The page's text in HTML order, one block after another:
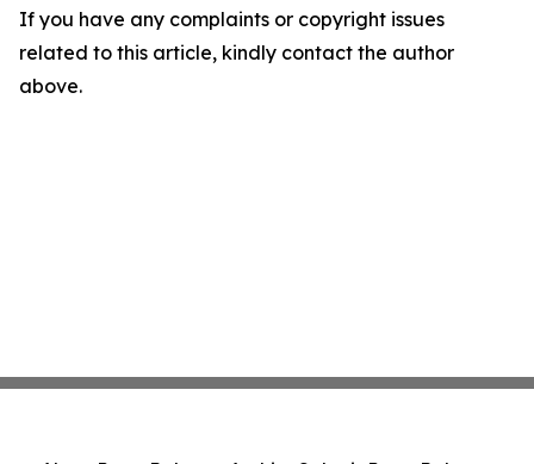
If you have any complaints or copyright issues
related to this article, kindly contact the author
above.